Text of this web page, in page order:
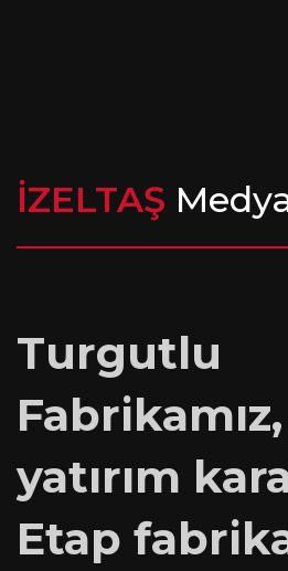
İZELTAŞ
Turgutlu
yatırım
Etap